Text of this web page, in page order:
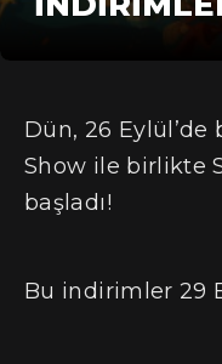
Dün, 26 Eylül’de
Show ile birlikte
başladı!
Bu indirimler 29